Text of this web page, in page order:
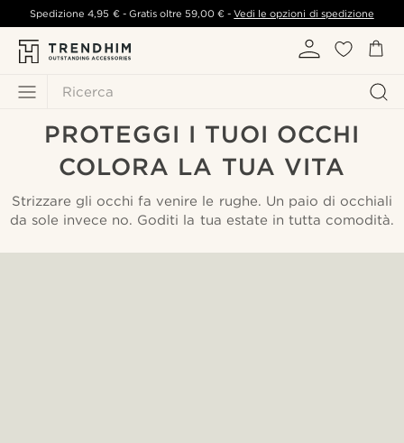
Ricerca
Spedizione4,95 €- Gratis oltre 59,00 € -Vedi le opzioni di spedizione
PROTEGGI I TUOI OCCHI
COLORA LA TUA VITA
Strizzare gli occhi fa venire le rughe. Un paio di occhiali
da sole invece no. Goditi la tua estate in tutta comodità.